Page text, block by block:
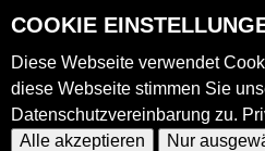
COOKIE
Diese Webseite verwendet
diese Webseite stimmen Sie
Datenschutzvereinbarung zu.
Alle akzeptieren
Nur